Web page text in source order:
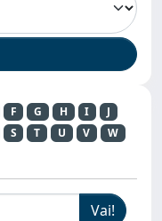
F G H I
J
S T U V
W